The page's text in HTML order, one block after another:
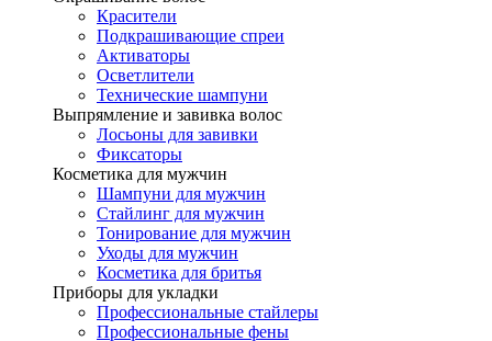
Красители
Подкрашивающие спреи
Активаторы
Осветлители
Технические шампуни
Выпрямление и завивка волос
Лосьоны для завивки
Фиксаторы
Косметика для мужчин
Шампуни для мужчин
Стайлинг для мужчин
Тонирование для мужчин
Уходы для мужчин
Косметика для бритья
Приборы для укладки
Профессиональные стайлеры
Профессиональные фены